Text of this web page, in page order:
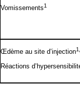
Vomissements1
Œdème au site d’injection
Réactions